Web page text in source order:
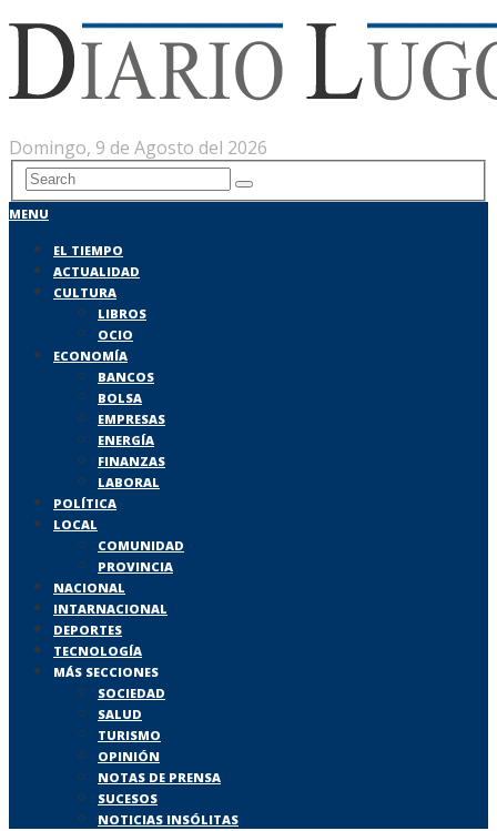
Domingo, 9 de Agosto del 2026
MENU
EL TIEMPO
ACTUALIDAD
CULTURA
LIBROS
OCIO
ECONOMÍA
BANCOS
BOLSA
EMPRESAS
ENERGÍA
FINANZAS
LABORAL
POLÍTICA
LOCAL
COMUNIDAD
PROVINCIA
NACIONAL
INTARNACIONAL
DEPORTES
TECNOLOGÍA
MÁS SECCIONES
SOCIEDAD
SALUD
TURISMO
OPINIÓN
NOTAS DE PRENSA
SUCESOS
NOTICIAS INSÓLITAS